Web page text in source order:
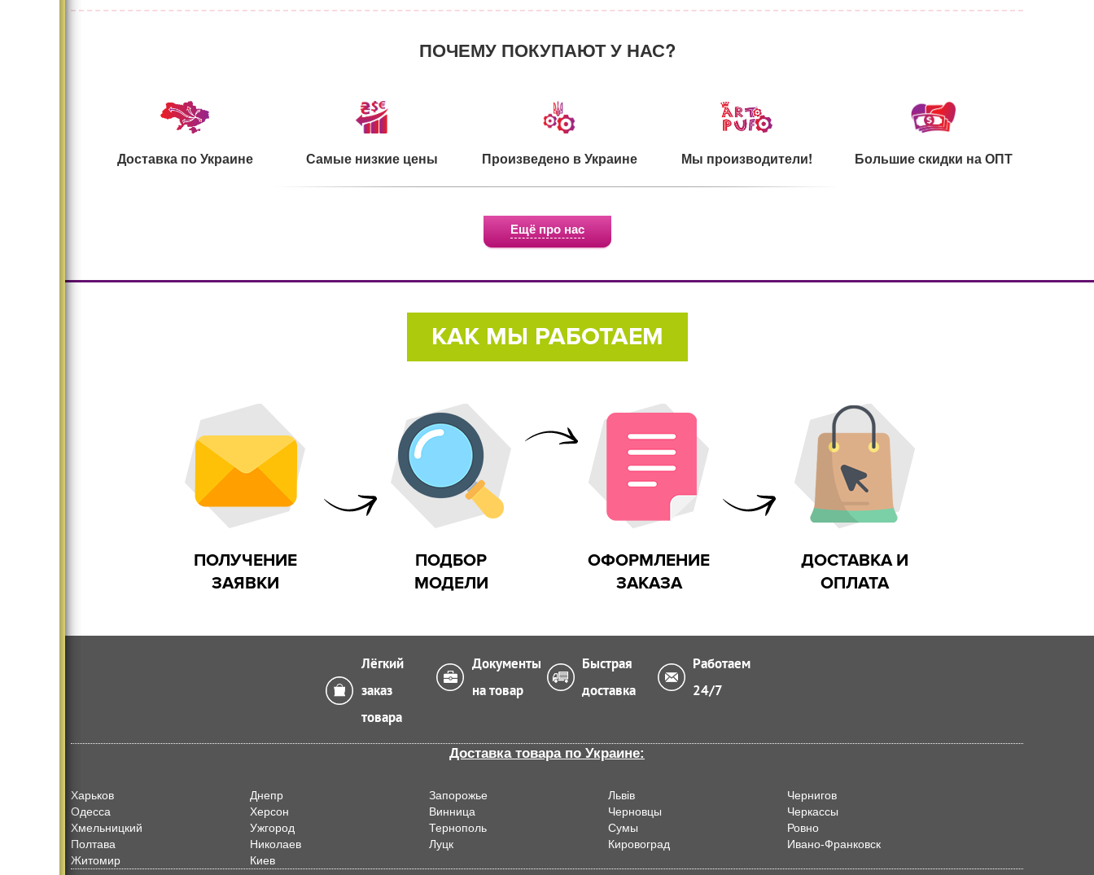
ПОЧЕМУ ПОКУПАЮТ У НАС?
Доставка по Украине Самые низкие цены Произведено в Украине Мы производители! Большие скидки на ОПТ
Большой ассортимент Безопасно для детей Экологичное сырье Сертификаты на сырье Ультрамодный дизайн
Существенно меняет
интерьер
Дома и на улице
Ещё про нас
КАК МЫ РАБОТАЕМ
ПОЛУЧЕНИЕ
ЗАЯВКИ
ПОДБОР
МОДЕЛИ
ОФОРМЛЕНИЕ
ЗАКАЗА
ДОСТАВКА И
ОПЛАТА
Лёгкий
заказ
товара
Документы
на товар
Быстрая
доставка
Работаем
24/7
Доставка товара по Украине:
Харьков Днепр Запорожье Львiв
Чернигов
Одесса
Херсон Винница Черновцы
Черкассы
Хмельницкий
Ужгород Тернополь Сумы
Ровно
Полтава
Николаев Луцк Кировоград
Ивано-Франковск
Житомир
Киев